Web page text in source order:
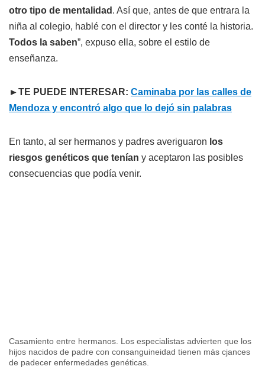
otro tipo de mentalidad . Así que, antes de que entrara la
niña al colegio, hablé con el director y les conté la historia.
Todos la saben”, expuso ella, sobre el estilo de
enseñanza.
►TE PUEDE INTERESAR: Caminaba por las calles de
Mendoza y encontró algo que lo dejó sin palabras
En tanto, al ser hermanos y padres averiguaron los
riesgos genéticos que tenían y aceptaron las posibles
consecuencias que podía venir.
Casamiento entre hermanos. Los especialistas advierten que los
hijos nacidos de padre con consanguineidad tienen más cjances
de padecer enfermedades genéticas.